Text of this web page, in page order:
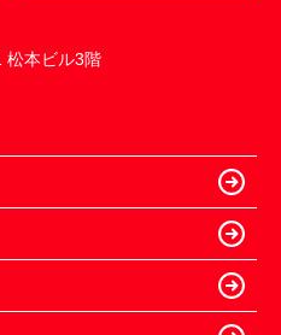
松本ビル3階